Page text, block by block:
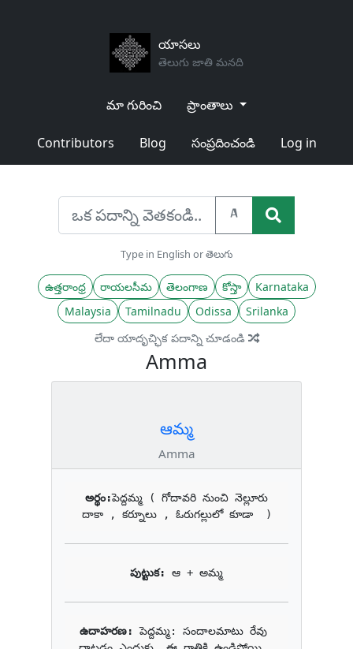
యాసలు
తెలుగు జాతి మనది
మా గురించి ప్రాంతాలు
Contributors Blog సంప్రదించండి Log in
A
Type in English or తెలుగు
ఉత్తరాంధ్ర రాయలసీమ తెలంగాణ కోస్తా
Karnataka
Malaysia
Tamilnadu Odissa
Srilanka
లేదా యాదృచ్ఛిక పదాన్ని చూడండి
Amma
ఆమ్మ
Amma
అర్థం:పెద్దమ్మ ( గోదావరి నుంచి నెల్లూరు
దాకా , కర్నూలు , ఓరుగల్లులో కూడా  )
పుట్టుక: ఆ + అమ్మ
ఉదాహరణ: పెద్దమ్మ: సందాలమాటు రేవు